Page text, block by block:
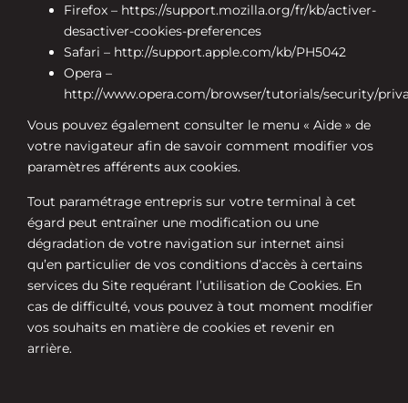
Firefox – https://support.mozilla.org/fr/kb/activer-
desactiver-cookies-preferences
Safari – http://support.apple.com/kb/PH5042
Opera –
http://www.opera.com/browser/tutorials/security/
Vous pouvez également consulter le menu « Aide » de
votre navigateur afin de savoir comment modifier vos
paramètres afférents aux cookies.
Tout paramétrage entrepris sur votre terminal à cet
égard peut entraîner une modification ou une
dégradation de votre navigation sur internet ainsi
qu’en particulier de vos conditions d’accès à certains
services du Site requérant l’utilisation de Cookies. En
cas de difficulté, vous pouvez à tout moment modifier
vos souhaits en matière de cookies et revenir en
arrière.